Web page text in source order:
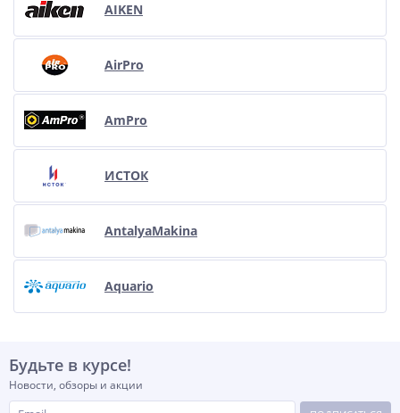
AIKEN
AirPro
AmPro
ИСТОК
AntalyaMakina
Aquario
Будьте в курсе!
Новости, обзоры и акции